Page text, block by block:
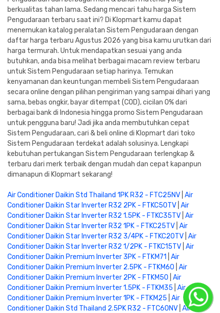
berkualitas tahan lama. Sedang mencari tahu harga Sistem
Pengudaraan terbaru saat ini? Di Klopmart kamu dapat
menemukan katalog peralatan Sistem Pengudaraan dengan
daftar harga terbaru Agustus 2026 yang bisa kamu urutkan dari
harga termurah. Untuk mendapatkan sesuai yang anda
butuhkan, anda bisa melihat berbagai macam review terbaru
untuk Sistem Pengudaraan setiap harinya. Temukan
kenyamanan dan keuntungan membeli Sistem Pengudaraan
secara online dengan pilihan pengiriman yang sampai dihari yang
sama, bebas ongkir, bayar ditempat (COD), cicilan 0% dari
berbagai bank di Indonesia hingga promo Sistem Pengudaraan
untuk pengguna baru! Jadi jika anda membutuhkan cepat
Sistem Pengudaraan, cari & beli online di Klopmart dari toko
Sistem Pengudaraan terdekat adalah solusinya. Lengkapi
kebutuhan pertukangan Sistem Pengudaraan terlengkap &
terbaru dari merk terbaik dengan mudah dan cepat kapanpun
dimanapun di Klopmart sekarang!
Air Conditioner Daikin Std Thailand 1PK R32 - FTC25NV Air
Conditioner Daikin Star Inverter R32 2PK - FTKC50TV Air
Conditioner Daikin Star Inverter R32 1.5PK - FTKC35TV Air
Conditioner Daikin Star Inverter R32 1PK - FTKC25TV Air
Conditioner Daikin Star Inverter R32 3/4PK - FTKC20TV Air
Conditioner Daikin Star Inverter R32 1/2PK - FTKC15TV Air
Conditioner Daikin Premium Inverter 3PK - FTKM71
Air
Conditioner Daikin Premium Inverter 2.5PK - FTKM60 Air
Conditioner Daikin Premium Inverter 2PK - FTKM50 Air
Conditioner Daikin Premium Inverter 1.5PK - FTKM35 Air
Conditioner Daikin Premium Inverter 1PK - FTKM25 Air
Conditioner Daikin Std Thailand 2.5PK R32 - FTC60NV Air